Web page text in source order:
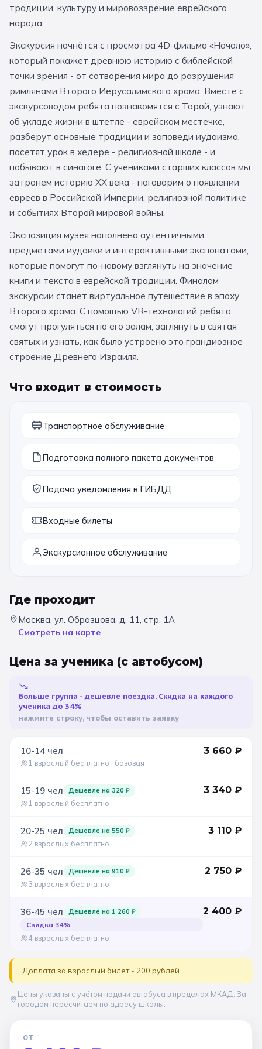
За кулисами театров
Народные промыслы Интерактивные
Квесты Мастер-классы
🎓 ПО КЛАССАМ
Все классы
Дошкольники
Начальные классы
5 класс 6 класс
7 класс 8 класс
9 класс 10 класс
11 класс
📚 ПО ПРЕДМЕТАМ
Все предметы Литература История
География Ещё 7
Все музеи Музей космонавтики
Подмосковье
Санкт-Петербург
Великий Новгород Алтай Архангельск
традиции, культуру и мировоззрение еврейского
народа.
Экскурсия начнётся с просмотра 4D-фильма «Начало»,
который покажет древнюю историю с библейской
точки зрения - от сотворения мира до разрушения
римлянами Второго Иерусалимского храма. Вместе с
экскурсоводом ребята познакомятся с Торой, узнают
об укладе жизни в штетле - еврейском местечке,
разберут основные традиции и заповеди иудаизма,
посетят урок в хедере - религиозной школе - и
побывают в синагоге. С учениками старших классов мы
затронем историю XX века - поговорим о появлении
евреев в Российской Империи, религиозной политике
и событиях Второй мировой войны.
Экспозиция музея наполнена аутентичными
предметами иудаики и интерактивными экспонатами,
которые помогут по-новому взглянуть на значение
книги и текста в еврейской традиции. Финалом
экскурсии станет виртуальное путешествие в эпоху
Второго храма. С помощью VR-технологий ребята
смогут прогуляться по его залам, заглянуть в святая
святых и узнать, как было устроено это грандиозное
строение Древнего Израиля.
Что входит в стоимость
Транспортное обслуживание
Подготовка полного пакета документов
Подача уведомления в ГИБДД
Входные билеты
Экскурсионное обслуживание
Где проходит
Москва, ул. Образцова, д. 11, стр. 1А
Смотреть на карте
Цена за ученика (с автобусом)
Больше группа - дешевле поездка. Скидка на каждого
ученика до 34%
нажмите строку, чтобы оставить заявку
10-14 чел
1 взрослый бесплатно · базовая
3 660 ₽
15-19 чел Дешевле на 320 ₽
1 взрослый бесплатно
3 340 ₽
20-25 чел Дешевле на 550 ₽
2 взрослых бесплатно
3 110 ₽
26-35 чел Дешевле на 910 ₽
3 взрослых бесплатно
2 750 ₽
36-45 чел
Скидка 34%
Дешевле на 1 260 ₽
4 взрослых бесплатно
2 400 ₽
Доплата за взрослый билет - 200 рублей
Цены указаны с учётом подачи автобуса в пределах МКАД. За
городом пересчитаем по адресу школы.
ОТ